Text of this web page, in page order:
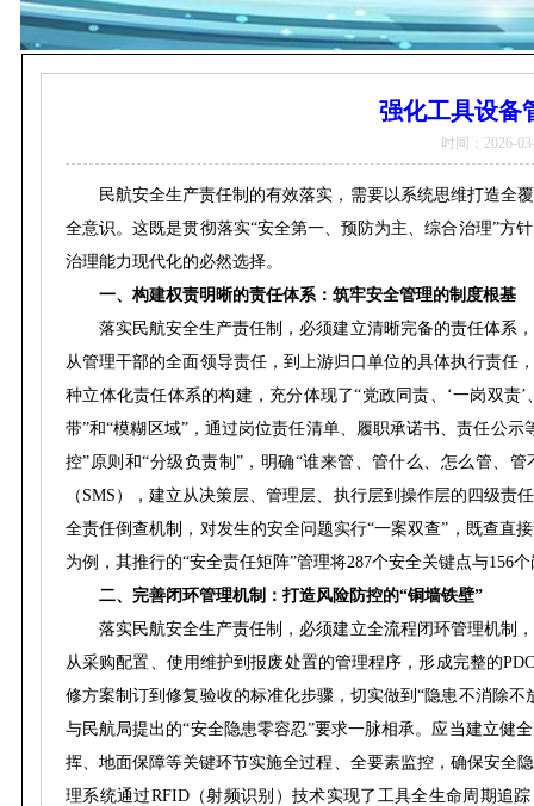
强化工具设备
时间：2026-
民航安全生产责任制的有效落实，需要以系统思维打造全
全意识。这既是贯彻落实“安全第一、预防为主、综合治理”方
治理能力现代化的必然选择。
一、构建权责明晰的责任体系：筑牢安全管理的制度根基
落实民航安全生产责任制，必须建立清晰完备的责任体系
从管理干部的全面领导责任，到上游归口单位的具体执行责任
种立体化责任体系的构建，充分体现了“党政同责、 ‘一岗双责’
带”和“模糊区域”，通过岗位责任清单、履职承诺书、责任公
控”原则和“分级负责制”，明确“谁来管、管什么、怎么管、
（SMS），建立从决策层、管理层、执行层到操作层的四级
全责任倒查机制，对发生的安全问题实行“一案双查”，既查直
为例，其推行的“安全责任矩阵”管理将287个安全关键点与156
二、完善闭环管理机制：打造风险防控的“铜墙铁壁”
落实民航安全生产责任制，必须建立全流程闭环管理机制
从采购配置、使用维护到报废处置的管理程序，形成完整的
修方案制订到修复验收的标准化步骤，切实做到“隐患不消除
与民航局提出的“安全隐患零容忍”要求一脉相承。应当建立健
挥、地面保障等关键环节实施全过程、全要素监控，确保安全
理系统通过RFID（射频识别）技术实现了工具全生命周期追